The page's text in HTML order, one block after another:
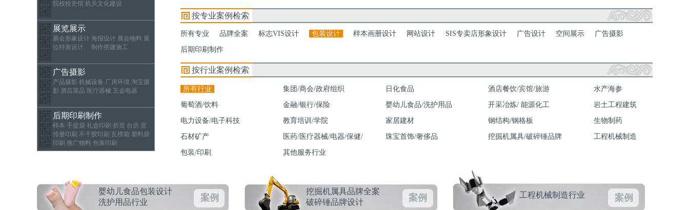
院校校史馆 机关文化建设
展览展示
展会形象设计 海报设计 展会物料 展
位特装设计、 制作搭建施工
广告摄影
产品摄影 机械设备 厂房环境 淘宝摄
影 酒店菜品 医疗器械 五金电器
后期印刷制作
样本 手提袋 礼盒印刷 折页 台历 宣
传册印刷 不干胶印刷 瓦楞箱 塑料袋
印刷 推广物料 包装印刷
按专业案例检索
所有专业 品牌全案 标志VIS设计 包装设计 样本画册设计 网站设计 SIS专卖店形象设计 广告设计 空间展示 广告摄影
后期印刷制作
按行业案例检索
所有行业 集团/商会/政府组织 日化食品 酒店餐饮/宾馆/旅游 水产海参
葡萄酒/饮料 金融/银行/保险 婴幼儿食品/洗护用品 开采冶炼/ 能源化工 岩土工程建筑
电力设备/电子科技 教育培训/学院 家居建材 钢结构/钢格板 生物制药
石材矿产 医药/医疗器械/电器/保健/ 珠宝首饰/奢侈品 挖掘机属具/破碎锤品牌 工程机械制造
包装/印刷 其他服务行业
婴幼儿食品包装设计
洗护用品行业
案例
挖掘机属具品牌全案
破碎锤品牌设计
案例 工程机械制造行业 案例